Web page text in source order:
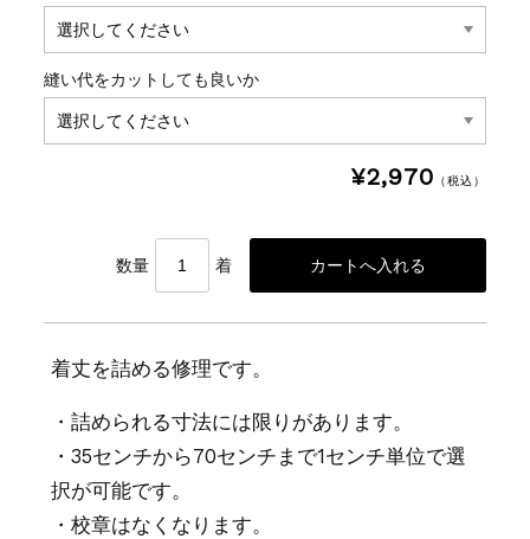
縫い代をカットしても良いか
¥2,970 （税込）
数量 着
着丈を詰める修理です。
・詰められる寸法には限りがあります。
・35センチから70センチまで1センチ単位で選
択が可能です。
・校章はなくなります。